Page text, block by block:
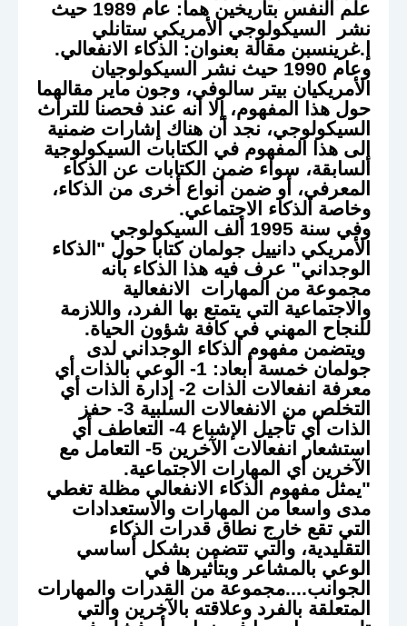
علم النفس بتاريخين هما: عام 1989 حيث
نشر السيكولوجي الأمريكي ستانلي
إ.غرينسبن مقالة بعنوان: الذكاء الانفعالي.
وعام 1990 حيث نشر السيكولوجيان
الأمريكيان بيتر سالوفي، وجون ماير مقالهما
حول هذا المفهوم، إلا أنه عند فحصنا للتراث
السيكولوجي، نجد أن هناك إشارات ضمنية
إلى هذا المفهوم في الكتابات السيكولوجية
السابقة، سواء ضمن الكتابات عن الذكاء
المعرفي، أو ضمن أنواع أخرى من الذكاء،
وخاصة الذكاء الاجتماعي.
وفي سنة 1995 ألف السيكولوجي
الأمريكي دانييل جولمان كتابا حول "الذكاء
الوجداني" عرف فيه هذا الذكاء بأنه
مجموعة من المهارات الانفعالية
والاجتماعية التي يتمتع بها الفرد، واللازمة
للنجاح المهني في كافة شؤون الحياة.
ويتضمن مفهوم الذكاء الوجداني لدى
جولمان خمسة أبعاد: 1- الوعي بالذات أي
معرفة انفعالات الذات 2- إدارة الذات أي
التخلص من الانفعالات السلبية 3- حفز
الذات أي تأجيل الإشباع 4- التعاطف أي
استشعار انفعالات الآخرين 5- التعامل مع
الآخرين أي المهارات الاجتماعية.
"يمثل مفهوم الذكاء الانفعالي مظلة تغطي
مدى واسعا من المهارات والاستعدادات
التي تقع خارج نطاق قدرات الذكاء
التقليدية، والتي تتضمن بشكل أساسي
الوعي بالمشاعر وبتأثيرها في
الجوانب....مجموعة من القدرات والمهارات
المتعلقة بالفرد وعلاقته بالآخرين والتي